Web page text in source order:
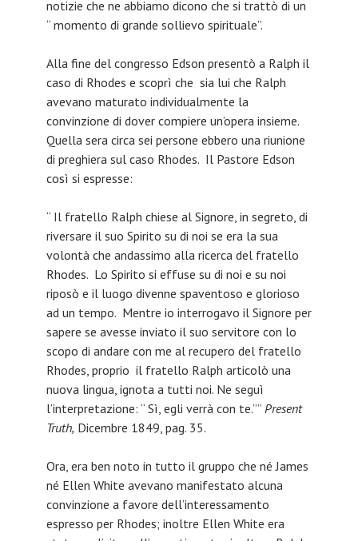
notizie che ne abbiamo dicono che si trattò di un
“ momento di grande sollievo spirituale”.
Alla fine del congresso Edson presentò a Ralph il
caso di Rhodes e scoprì che sia lui che Ralph
avevano maturato individualmente la
convinzione di dover compiere un’opera insieme.
Quella sera circa sei persone ebbero una riunione
di preghiera sul caso Rhodes. Il Pastore Edson
così si espresse:
“ Il fratello Ralph chiese al Signore, in segreto, di
riversare il suo Spirito su di noi se era la sua
volontà che andassimo alla ricerca del fratello
Rhodes. Lo Spirito si effuse su di noi e su noi
riposò e il luogo divenne spaventoso e glorioso
ad un tempo. Mentre io interrogavo il Signore per
sapere se avesse inviato il suo servitore con lo
scopo di andare con me al recupero del fratello
Rhodes, proprio il fratello Ralph articolò una
nuova lingua, ignota a tutti noi. Ne seguì
l’interpretazione: “ Sì, egli verrà con te.”” Present
Truth, Dicembre 1849, pag. 35.
Ora, era ben noto in tutto il gruppo che né James
né Ellen White avevano manifestato alcuna
convinzione a favore dell’interessamento
espresso per Rhodes; inoltre Ellen White era